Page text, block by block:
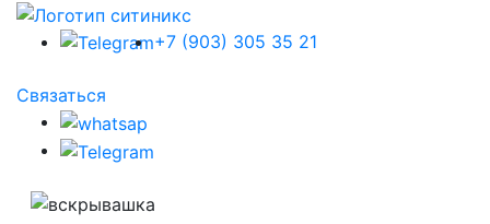
+7 (903) 305 35 21
Связаться